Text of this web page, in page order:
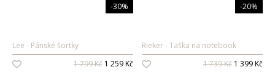
-30%
Lee
Pánské šortky
1 799 Kč 1 259 Kč
-20%
Rieker Taška na notebook
1 739 Kč 1 399 Kč